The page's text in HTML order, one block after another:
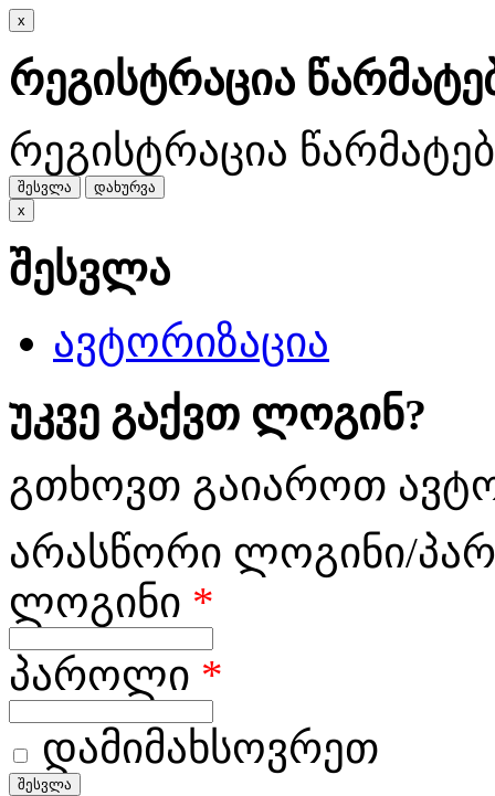
x
რეგისტრაცია
რეგისტრაცია
შესვლა
დახურვა
x
შესვლა
ავტორიზაცია
უკვე გაქვთ ლოგინ?
გთხოვთ გაიაროთ
არასწორი ლოგინი/
ლოგინი *
პაროლი *
დამიმახსოვრეთ